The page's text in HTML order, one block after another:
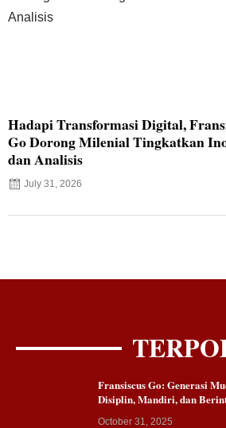
Hadapi Transformasi Digital,
Go Dorong Milenial Tingkatkan
dan Analisis
July 31, 2026
Fransiscus Go: Generasi
Disiplin, Mandiri, dan
October 31, 2025